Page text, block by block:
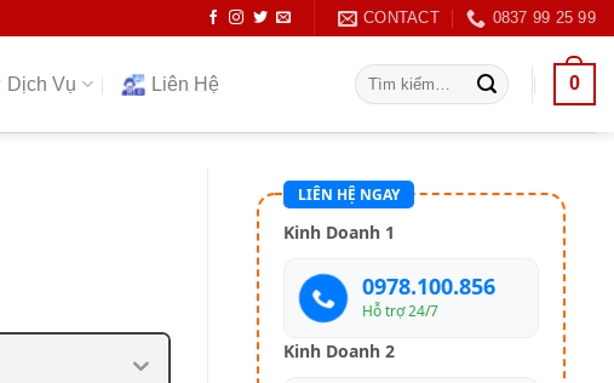
CONTACT 0837 99 25 99
Dịch Vụ Liên Hệ
Tìm
kiếm:
0
LIÊN HỆ NGAY
Kinh Doanh 1
0978.100.856
Hỗ trợ 24/7
Kinh Doanh 2